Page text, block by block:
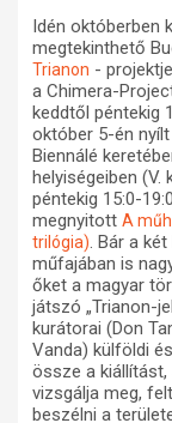
Idén októberben
megtekinthető
Trianon -
a Chimera-
keddtől péntekig
október 5-én
Biennálé
helyiségeiben (V.
péntekig 15:0-
megnyitott A
trilógia). Bár a
műfajában is
őket a magyar
játszó „Trianon-
kurátorai (Don
Vanda) külföldi
össze a
vizsgálja meg,
beszélni a